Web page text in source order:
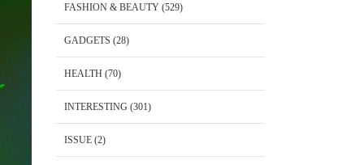
FASHION & BEAUTY(529)
GADGETS (28)
HEALTH (70)
INTERESTING (301)
ISSUE(2)